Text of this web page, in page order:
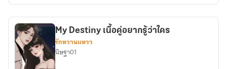
book
พร้อม
โหลด)
My Destiny เนื้อคู่อยากรู้ว่าใคร
รักหวานแหวว
นิษฐา01